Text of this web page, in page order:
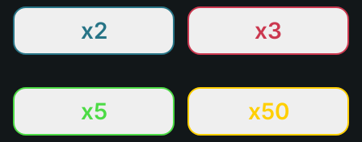
x2 x3
x5 x50